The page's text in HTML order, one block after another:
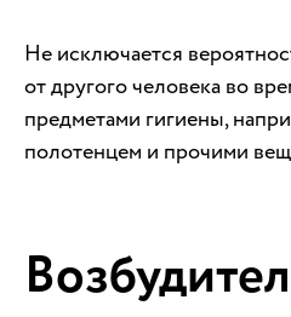
Не исключается
от другого человека во
предметами гигиены,
полотенцем и прочими